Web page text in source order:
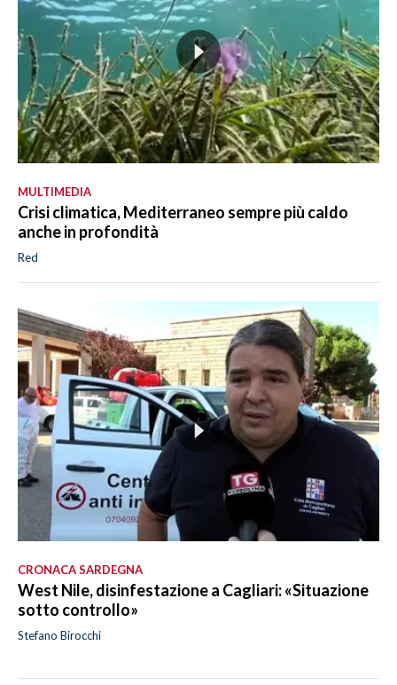
MULTIMEDIA
Crisi climatica, Mediterraneo sempre più caldo
anche in profondità
Red
CRONACA SARDEGNA
West Nile, disinfestazione a Cagliari: «Situazione
sotto controllo»
Stefano Birocchi